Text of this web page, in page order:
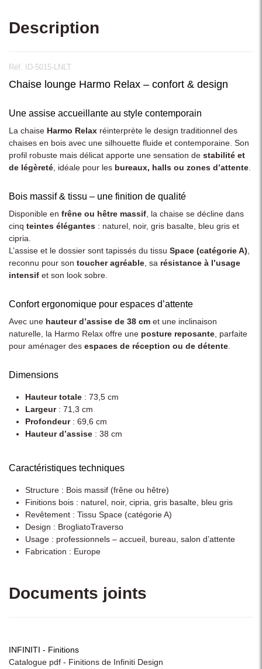
Description
Réf. ID-5015-LNLT
Chaise lounge Harmo Relax – confort & design
Une assise accueillante au style contemporain
La chaise Harmo Relax réinterprète le design traditionnel des
chaises en bois avec une silhouette fluide et contemporaine. Son
profil robuste mais délicat apporte une sensation de stabilité et
de légèreté , idéale pour les bureaux, halls ou zones d’attente
Bois massif & tissu – une finition de qualité
Disponible en frêne ou hêtre massif , la chaise se décline dans
cinq teintes élégantes : naturel, noir, gris basalte, bleu gris et
cipria.
L’assise et le dossier sont tapissés du tissu Space (catégorie A)
reconnu pour son toucher agréable , sa résistance à l’usage
intensif et son look sobre.
Confort ergonomique pour espaces d’attente
Avec une hauteur d’assise de 38 cm et une inclinaison
naturelle, la Harmo Relax offre une posture reposante , parfaite
pour aménager des espaces de réception ou de détente
Dimensions
Hauteur totale : 73,5 cm
Largeur: 71,3 cm
Profondeur: 69,6 cm
Hauteur d’assise : 38 cm
Caractéristiques techniques
Structure : Bois massif (frêne ou hêtre)
Finitions bois : naturel, noir, cipria, gris basalte, bleu gris
Revêtement : Tissu Space (catégorie A)
Design : BrogliatoTraverso
Usage : professionnels – accueil, bureau, salon d’attente
Fabrication : Europe
Documents joints
INFINITI - Finitions
Catalogue pdf - Finitions de Infiniti Design